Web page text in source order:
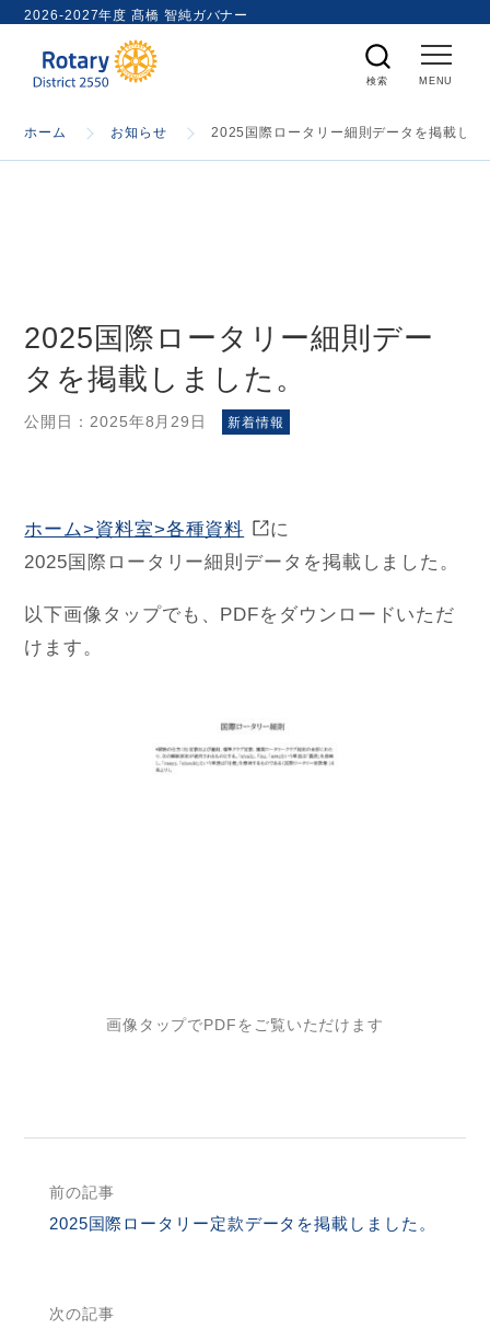
2026-2027年度 髙橋 智純ガバナー
内
ホーム お知らせ 2025国際ロータリー細則データを掲載しま
2025国際ロータリー細則デー
タを掲載しました。
公開日：2025年8月29日 新着情報
ホーム>資料室>各種資料
に
2025国際ロータリー細則データを掲載しました。
以下画像タップでも、PDFをダウンロードいただ
けます。
画像タップでPDFをご覧いただけます
前の記事
2025国際ロータリー定款データを掲載しました。
次の記事
ガバナー
スケジュール
HOME